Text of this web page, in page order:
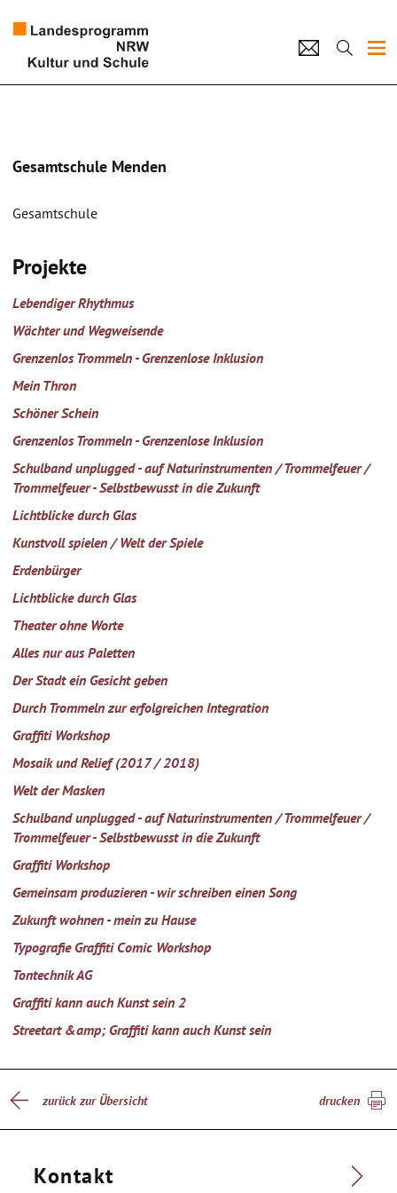
home Impressum
Gesamtschule Menden
Gesamtschule
Projekte
Lebendiger Rhythmus
Wächter und Wegweisende
Grenzenlos Trommeln - Grenzenlose Inklusion
Mein Thron
Schöner Schein
Grenzenlos Trommeln - Grenzenlose Inklusion
Schulband unplugged - auf Naturinstrumenten / Trommelfeuer /
Trommelfeuer - Selbstbewusst in die Zukunft
Lichtblicke durch Glas
Kunstvoll spielen / Welt der Spiele
Erdenbürger
Lichtblicke durch Glas
Theater ohne Worte
Alles nur aus Paletten
Der Stadt ein Gesicht geben
Durch Trommeln zur erfolgreichen Integration
Graffiti Workshop
Mosaik und Relief (2017 / 2018)
Welt der Masken
Schulband unplugged - auf Naturinstrumenten / Trommelfeuer /
Trommelfeuer - Selbstbewusst in die Zukunft
Graffiti Workshop
Gemeinsam produzieren - wir schreiben einen Song
Zukunft wohnen - mein zu Hause
Typografie Graffiti Comic Workshop
Tontechnik AG
Graffiti kann auch Kunst sein 2
Streetart &amp; Graffiti kann auch Kunst sein
zurück zur Übersicht drucken
Kontakt